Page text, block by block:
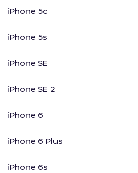
iPhone 5c
iPhone 5s
iPhone SE
iPhone SE 2
iPhone 6
iPhone 6 Plus
iPhone 6s